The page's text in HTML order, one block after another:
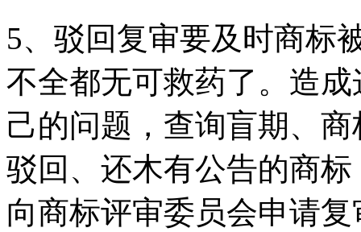
5、驳回复审要及时商标
不全都无可救药了。造
己的问题，查询盲期、
驳回、还木有公告的商
向商标评审委员会申请